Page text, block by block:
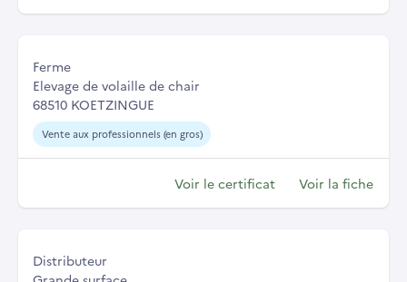
Ferme
Elevage de volaille de chair
68510 KOETZINGUE
Vente aux professionnels (en gros)
Voir le certificat Voir la fiche
Distributeur